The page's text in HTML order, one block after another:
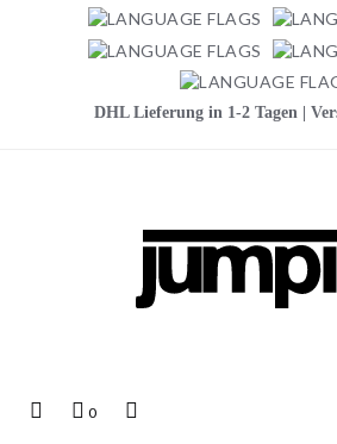
DHL Lieferung in 1-2 Tagen |
Mein
0